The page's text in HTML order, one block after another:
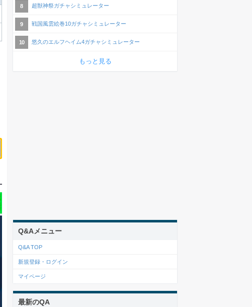
超獣神祭ガチャシミュレーター
戦国風雲絵巻10ガチャシミュレーター
悠久のエルフヘイム4ガチャシミュレーター
もっと見る
Q&Aメニュー
Q&A TOP
新規登録・ログイン
マイページ
最新のQA